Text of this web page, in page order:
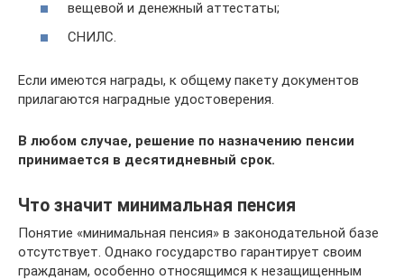
вещевой и денежный аттестаты;
СНИЛС.
Если имеются награды, к общему пакету документов
прилагаются наградные удостоверения.
В любом случае, решение по назначению пенсии
принимается в десятидневный срок.
Что значит минимальная пенсия
Понятие «минимальная пенсия» в законодательной базе
отсутствует. Однако государство гарантирует своим
гражданам, особенно относящимся к незащищенным